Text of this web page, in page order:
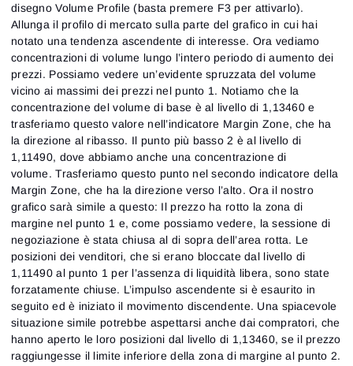
disegno Volume Profile (basta premere F3 per attivarlo).
Allunga il profilo di mercato sulla parte del grafico in cui hai
notato una tendenza ascendente di interesse. Ora vediamo
concentrazioni di volume lungo l’intero periodo di aumento dei
prezzi. Possiamo vedere un’evidente spruzzata del volume
vicino ai massimi dei prezzi nel punto 1. Notiamo che la
concentrazione del volume di base è al livello di 1,13460 e
trasferiamo questo valore nell’indicatore Margin Zone, che ha
la direzione al ribasso. Il punto più basso 2 è al livello di
1,11490, dove abbiamo anche una concentrazione di
volume. Trasferiamo questo punto nel secondo indicatore della
Margin Zone, che ha la direzione verso l’alto. Ora il nostro
grafico sarà simile a questo: Il prezzo ha rotto la zona di
margine nel punto 1 e, come possiamo vedere, la sessione di
negoziazione è stata chiusa al di sopra dell’area rotta. Le
posizioni dei venditori, che si erano bloccate dal livello di
1,11490 al punto 1 per l’assenza di liquidità libera, sono state
forzatamente chiuse. L’impulso ascendente si è esaurito in
seguito ed è iniziato il movimento discendente. Una spiacevole
situazione simile potrebbe aspettarsi anche dai compratori, che
hanno aperto le loro posizioni dal livello di 1,13460, se il prezzo
raggiungesse il limite inferiore della zona di margine al punto 2.